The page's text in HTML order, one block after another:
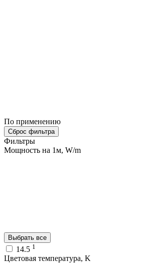
По применению
Сброс фильтра
Фильтры
Мощность на 1м, W/m
Выбрать все
14.5 1
Цветовая температура, K